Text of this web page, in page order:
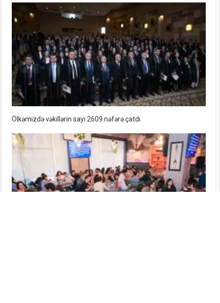
Ölkəmizdə vəkillərin sayı 2609 nəfərə çatdı